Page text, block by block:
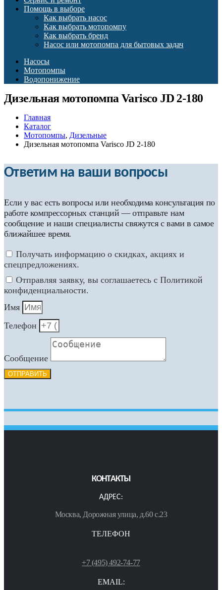
Помощь в выборе
Как выбрать насос
Как выбрать мотопомпу
Как выбрать бренд
Насос или мотопомпа для бытовых задач
Насосы
Мотопомпы
Водопонижение
Дизельная мотопомпа Varisco JD 2-180
Главная
Каталог
Мотопомпы, Дизельные
Дизельная мотопомпа Varisco JD 2-180
Ответим на ваши вопросы
Если у вас есть вопросы или необходима консультация по
работе компрессорных станций — отправьте нам
сообщение и наши специалисты свяжутся с вами в самое
ближайшее время.
Получать информацию о скидках, акциях и
спецпредложениях.
Отправляя заявку, вы соглашаетесь с Политикой
конфиденциальности.
Имя
Телефон
Сообщение
ОТПРАВИТЬ
КОНТАКТЫ
АДРЕС:
Москва, Дорожная улица, д.60 с.23
ТЕЛЕФОН
+7 (495) 492-74-77
EMAIL: